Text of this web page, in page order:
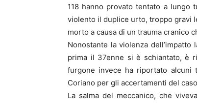
118 hanno provato tentato a lungo
violento il duplice urto, troppo gravi
morto a causa di un trauma cranico
Nonostante la violenza
prima il 37enne si è schiantato, è
furgone invece ha riportato alcuni
Coriano per gli accertamenti del
La salma del meccanico, che